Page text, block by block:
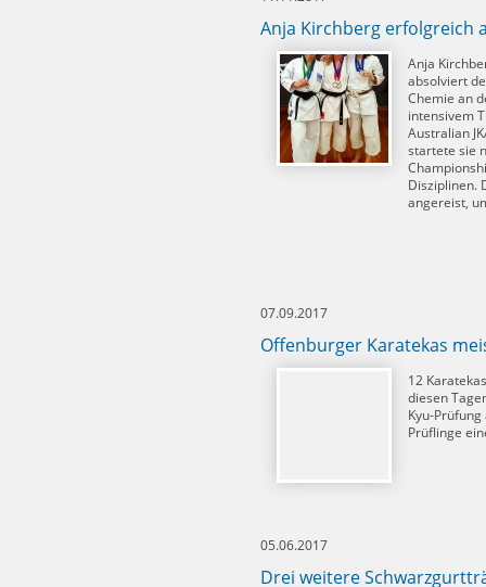
Anja Kirchberg erfolgreich
Anja
absolviert
Chemie an
intensivem
Australian
startete sie
Disziplinen.
angereist,
07.09.2017
Offenburger Karatekas
12
diesen
Kyu-
Prüflinge
05.06.2017
Drei weitere